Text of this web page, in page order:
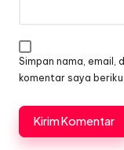
Simpan nama, email,
komentar saya